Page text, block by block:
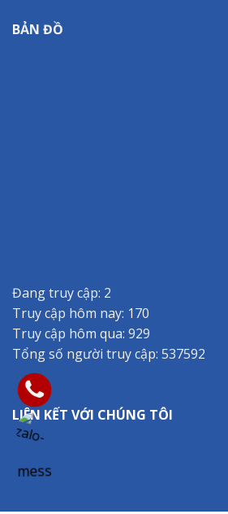
BẢN ĐỒ
Đang truy cập: 2
Truy cập hôm nay: 170
Truy cập hôm qua: 929
Tổng số người truy cập: 537592
LIÊN KẾT VỚI CHÚNG TÔI